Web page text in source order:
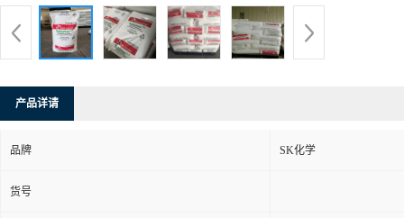
产品详请
品牌 SK化学
货号